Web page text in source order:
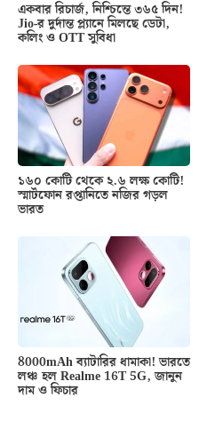
একবার রিচার্জ, নিশ্চিন্তে ৩৬৫ দিন!
Jio-র দুর্দান্ত প্ল্যানে মিলছে ডেটা,
কলিং ও OTT সুবিধা
১৬০ কোটি থেকে ২.৬ লক্ষ কোটি!
স্মার্টফোন রপ্তানিতে নজির গড়ল
ভারত
8000mAh ব্যাটারির ধামাকা! ভারতে
লঞ্চ হল Realme 16T 5G, জানুন
দাম ও ফিচার